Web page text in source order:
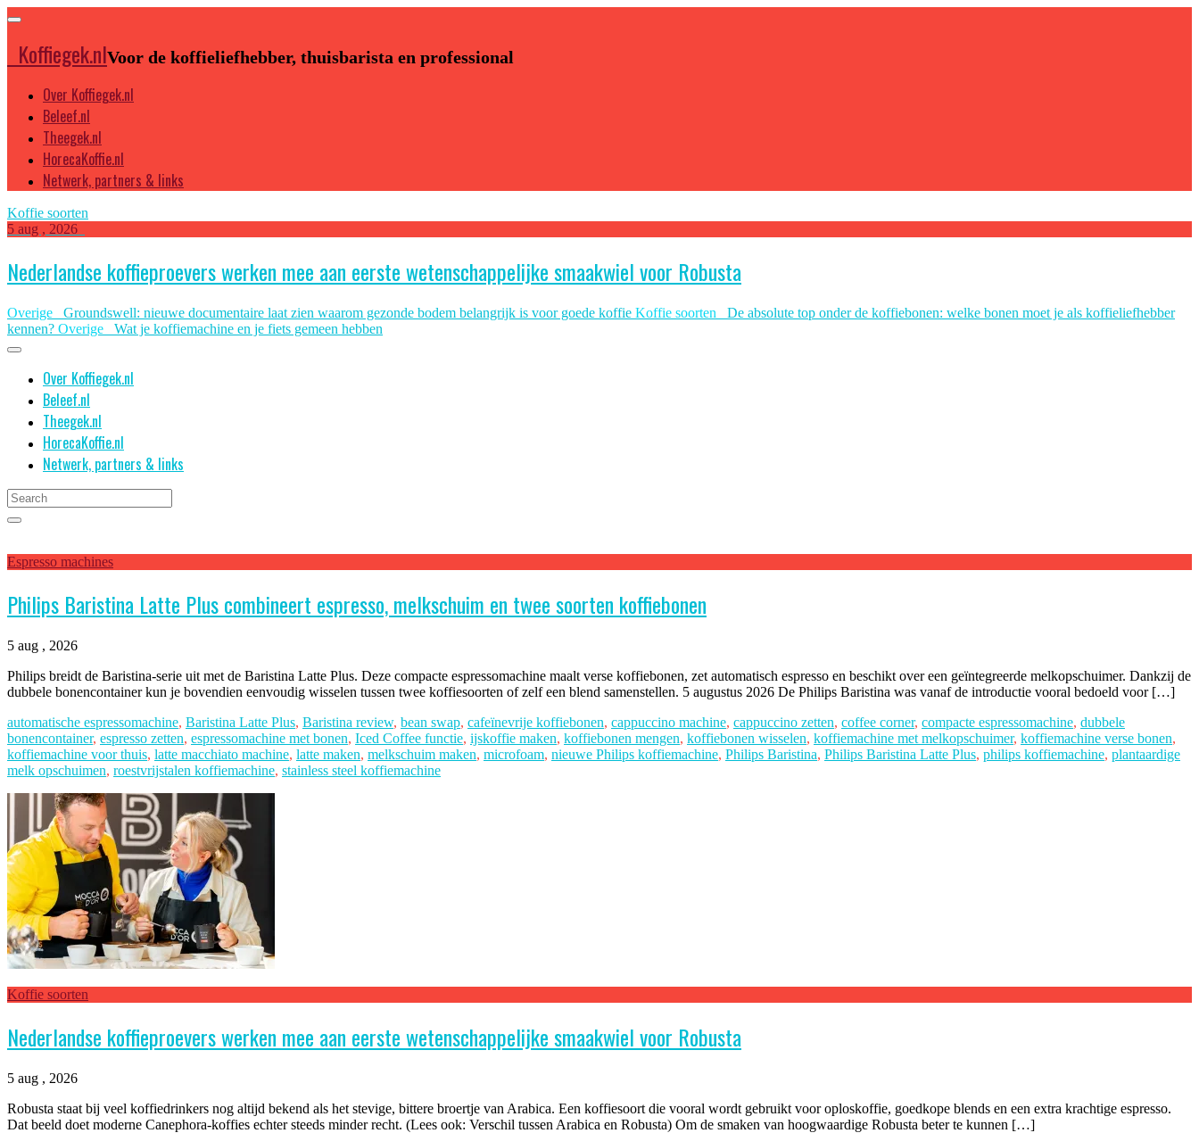
Koffiegek.nlVoor de koffieliefhebber, thuisbarista en professional
Over Koffiegek.nl
Beleef.nl
Theegek.nl
HorecaKoffie.nl
Netwerk, partners & links
Koffie soorten
5 aug , 2026
Nederlandse koffieproevers werken mee aan eerste wetenschappelijke smaakwiel voor Robusta
Overige Groundswell: nieuwe documentaire laat zien waarom gezonde bodem belangrijk is voor goede koffie Koffie soorten De absolute top onder de koffiebonen: welke bonen moet je als koffieliefhebber
kennen? Overige Wat je koffiemachine en je fiets gemeen hebben
Over Koffiegek.nl
Beleef.nl
Theegek.nl
HorecaKoffie.nl
Netwerk, partners & links
Espresso machines
Philips Baristina Latte Plus combineert espresso, melkschuim en twee soorten koffiebonen
5 aug , 2026
Philips breidt de Baristina-serie uit met de Baristina Latte Plus. Deze compacte espressomachine maalt verse koffiebonen, zet automatisch espresso en beschikt over een geïntegreerde melkopschuimer. Dankzij de
dubbele bonencontainer kun je bovendien eenvoudig wisselen tussen twee koffiesoorten of zelf een blend samenstellen. 5 augustus 2026 De Philips Baristina was vanaf de introductie vooral bedoeld voor […]
automatische espressomachine, Baristina Latte Plus, Baristina review, bean swap, cafeïnevrije koffiebonen, cappuccino machine, cappuccino zetten, coffee corner, compacte espressomachine, dubbele
bonencontainer, espresso zetten, espressomachine met bonen, Iced Coffee functie, ijskoffie maken, koffiebonen mengen, koffiebonen wisselen, koffiemachine met melkopschuimer, koffiemachine verse bonen,
koffiemachine voor thuis, latte macchiato machine, latte maken, melkschuim maken, microfoam, nieuwe Philips koffiemachine, Philips Baristina, Philips Baristina Latte Plus, philips koffiemachine, plantaardige
melk opschuimen, roestvrijstalen koffiemachine, stainless steel koffiemachine
Koffie soorten
Nederlandse koffieproevers werken mee aan eerste wetenschappelijke smaakwiel voor Robusta
5 aug , 2026
Robusta staat bij veel koffiedrinkers nog altijd bekend als het stevige, bittere broertje van Arabica. Een koffiesoort die vooral wordt gebruikt voor oploskoffie, goedkope blends en een extra krachtige espresso.
Dat beeld doet moderne Canephora-koffies echter steeds minder recht. (Lees ook: Verschil tussen Arabica en Robusta) Om de smaken van hoogwaardige Robusta beter te kunnen […]